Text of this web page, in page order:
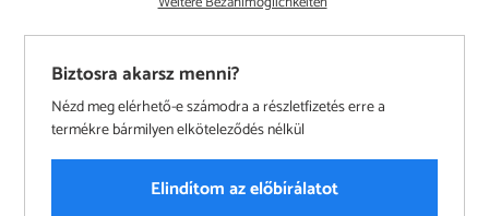
Biztosra akarsz menni?
Nézd meg elérhető-e számodra a részletfizetés erre a
termékre bármilyen elköteleződés nélkül
Elindítom az előbírálatot